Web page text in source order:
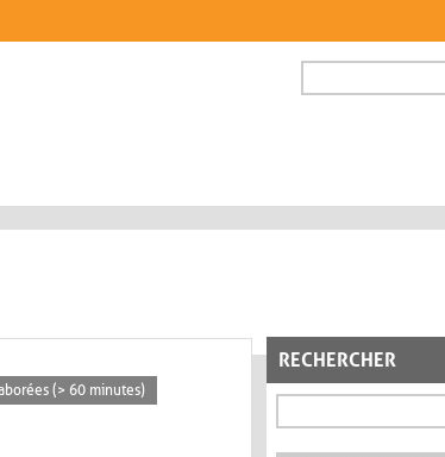
FORMULAIRE DE
RECHERCHER
(> 60 minutes)